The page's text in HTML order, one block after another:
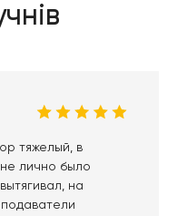
тяжелый, в
лично было
на